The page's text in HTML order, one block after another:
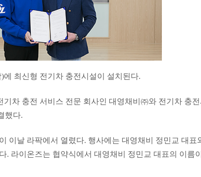
최신형 전기차 충전시설이 설치된다.
기차 충전 서비스 전문 회사인 대영채비㈜와 전기차 충전
했다.
이날 라팍에서 열렸다. 행사에는 대영채비 정민교 대표
. 라이온즈는 협약식에서 대영채비 정민교 대표의 이름